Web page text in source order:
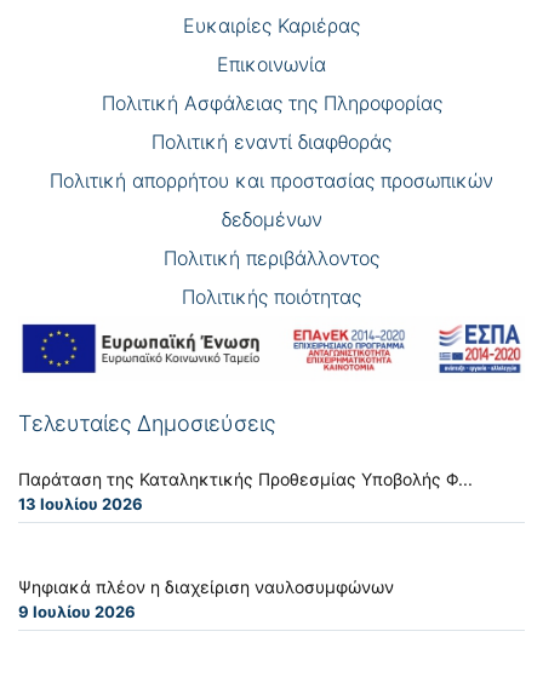
Eυκαιρίες Καριέρας
Επικοινωνία
Πολιτική Ασφάλειας της Πληροφορίας
Πολιτική εναντί διαφθοράς
Πολιτική απορρήτου και προστασίας προσωπικών
δεδομένων
Πολιτική περιβάλλοντος
Πολιτικής ποιότητας
Τελευταίες Δημοσιεύσεις
Παράταση της Καταληκτικής Προθεσμίας Υποβολής Φ...
13 Ιουλίου 2026
Ψηφιακά πλέον η διαχείριση ναυλοσυμφώνων
9 Ιουλίου 2026